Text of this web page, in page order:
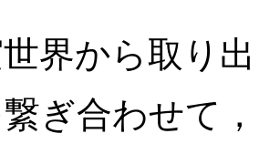
界から取り
ぎ合わせて